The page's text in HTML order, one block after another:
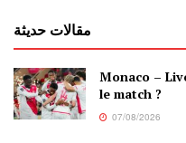
مقالات حديثة
Monaco –
le match ?
07/08/2026